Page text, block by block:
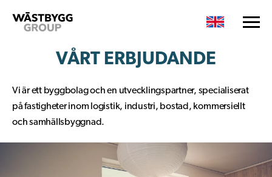
VÅRT ERBJUDANDE
Vi är ett byggbolag och en utvecklingspartner, specialiserat
på fastigheter inom logistik, industri, bostad, kommersiellt
och samhällsbyggnad.